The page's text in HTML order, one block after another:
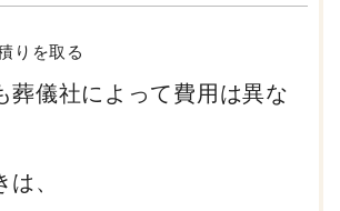
りを取る
葬儀社によって費用は異な
、